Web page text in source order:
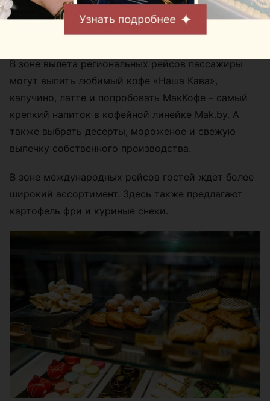
В зоне вылета региональных рейсов пассажиры
могут выпить любимый кофе «Наша Кава»,
капучино, латте и попробовать МакКофе – самый
крепкий напиток в кофейной линейке Mak.by. А
также выбрать десерты, мороженое и свежую
выпечку собственного производства.
В зоне международных рейсов гостей ждет более
широкий ассортимент. Здесь также предлагают
картофель фри и куриные снеки.